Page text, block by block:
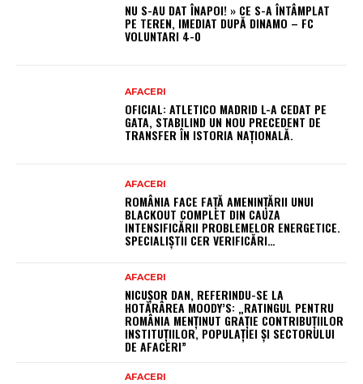
NU S-AU DAT ÎNAPOI! » CE S-A ÎNTÂMPLAT
PE TEREN, IMEDIAT DUPĂ DINAMO – FC
VOLUNTARI 4-0
AFACERI
OFICIAL: ATLETICO MADRID L-A CEDAT PE
GATA, STABILIND UN NOU PRECEDENT DE
TRANSFER ÎN ISTORIA NAȚIONALĂ.
AFACERI
ROMÂNIA FACE FAȚĂ AMENINȚĂRII UNUI
BLACKOUT COMPLET DIN CAUZA
INTENSIFICĂRII PROBLEMELOR ENERGETICE.
SPECIALIȘTII CER VERIFICĂRI…
AFACERI
NICUȘOR DAN, REFERINDU-SE LA
HOTĂRÂREA MOODY’S: „RATINGUL PENTRU
ROMÂNIA MENȚINUT GRAȚIE CONTRIBUȚIILOR
INSTITUȚIILOR, POPULAȚIEI ȘI SECTORULUI
DE AFACERI”
AFACERI